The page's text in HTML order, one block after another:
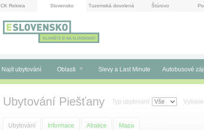
CK Rekrea Slovensko Tuzemská dovolená Štúrovo
Najít ubytování Oblasti Slevy a Last Minute Autobusové
Ubytování Piešťany Typ ubytování:
Ubytování Informace Atrakce Mapa